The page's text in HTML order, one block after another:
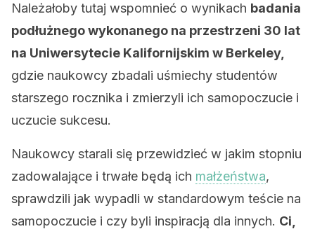
Należałoby tutaj wspomnieć o wynikach badania
podłużnego wykonanego na przestrzeni 30 lat
na Uniwersytecie Kalifornijskim w Berkeley,
gdzie naukowcy zbadali uśmiechy studentów
starszego rocznika i zmierzyli ich samopoczucie i
uczucie sukcesu.
Naukowcy starali się przewidzieć w jakim stopniu
zadowalające i trwałe będą ich małżeństwa,
sprawdzili jak wypadli w standardowym teście na
samopoczucie i czy byli inspiracją dla innych. Ci,